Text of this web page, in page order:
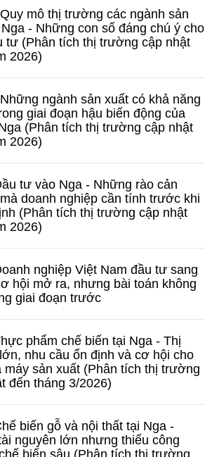
mô thị trường các ngành sản
- Những con số đáng chú ý cho
tư (Phân tích thị trường cập nhật
2026)
ngành sản xuất có khả năng
giai đoạn hậu biến động của
(Phân tích thị trường cập nhật
2026)
tư vào Nga - Những rào cản
doanh nghiệp cần tính trước khi
(Phân tích thị trường cập nhật
2026)
nghiệp Việt Nam đầu tư sang
hội mở ra, nhưng bài toán không
giai đoạn trước
phẩm chế biến tại Nga - Thị
nhu cầu ổn định và cơ hội cho
máy sản xuất (Phân tích thị trường
đến tháng 3/2026)
biến gỗ và nội thất tại Nga -
nguyên lớn nhưng thiếu công
biến sâu (Phân tích thị trường